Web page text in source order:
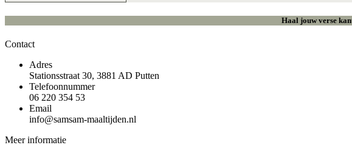
Haal jouw verse
Contact
Adres
Stationsstraat 30, 3881 AD Putten
Telefoonnummer
06 220 354 53
Email
info@samsam-maaltijden.nl
Meer informatie